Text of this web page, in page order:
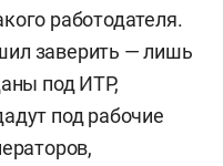
работодателя.
заверить — лишь
под ИТР,
под рабочие